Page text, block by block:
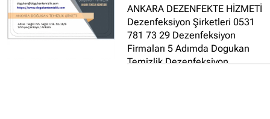
ANKARA DEZENFEKTE HİZMETİ
Dezenfeksiyon Şirketleri 0531
781 73 29 Dezenfeksiyon
Firmaları 5 Adımda Dogukan
Temizlik Dezenfeksiyon